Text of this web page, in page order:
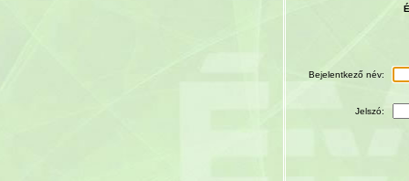
Bejelentkező név:
Jelszó: